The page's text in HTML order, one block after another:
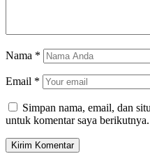
Nama *
Email *
Simpan nama, email, dan
untuk komentar saya berikutnya.